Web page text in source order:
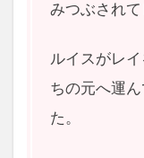
みつぶされて
ルイスがレ
ちの元へ運
た。